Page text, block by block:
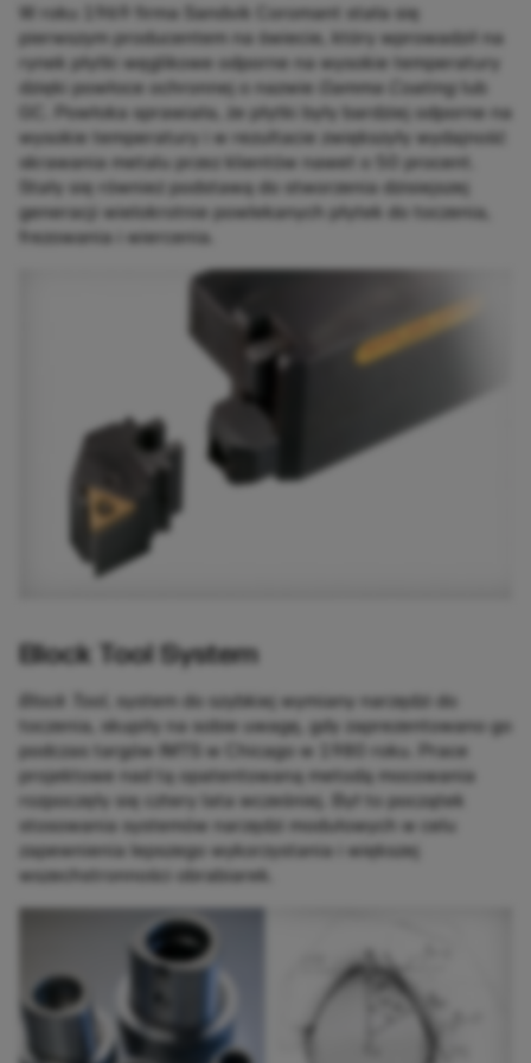
W roku 1969 firma Sandvik Coromant stała się
pierwszym producentem na świecie, który wprowadził na
rynek płytki węglikowe odporne na wysokie temperatury
dzięki powłoce ochronnej o nazwie
Gamma Coating lub
GC. Powłoka sprawiała, że płytki były bardziej odporne na
wysokie temperatury i w rezultacie zwiększyły wydajność
skrawania metalu przez klientów nawet o 50 procent.
Stały się również podstawą do stworzenia dzisiejszej
generacji wielokrotnie powlekanych płytek do toczenia,
frezowania i wiercenia.
Block Tool System
Block Tool , system do szybkiej wymiany narzędzi do
toczenia, skupiły na sobie uwagę, gdy zaprezentowano go
podczas targów IMTS w Chicago w 1980 roku. Prace
projektowe nad tą opatentowaną metodą mocowania
rozpoczęły się cztery lata wcześniej. Był to początek
stosowania systemów narzędzi modułowych w celu
zapewnienia lepszego wykorzystania i większej
wszechstronności obrabiarek.